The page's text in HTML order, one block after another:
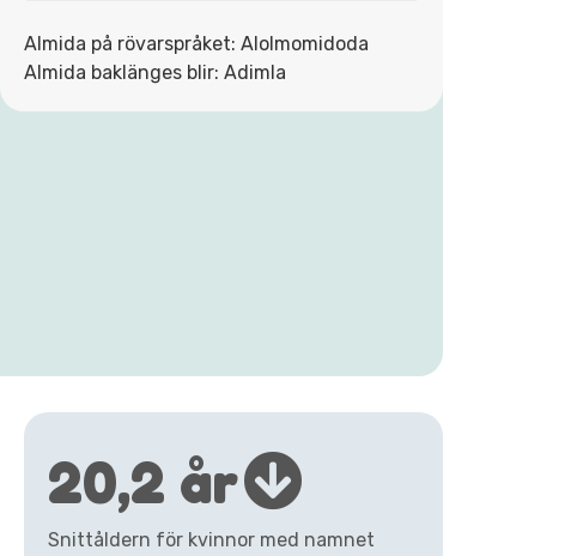
Almida på rövarspråket: Alolmomidoda
Almida baklänges blir: Adimla
20,2 år
Snittåldern för kvinnor med namnet